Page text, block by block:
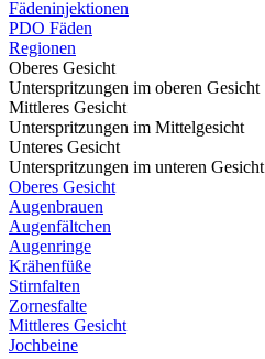
Fädeninjektionen
PDO Fäden
Regionen
Oberes Gesicht
Unterspritzungen im oberen Gesicht
Mittleres Gesicht
Unterspritzungen im Mittelgesicht
Unteres Gesicht
Unterspritzungen im unteren Gesicht
Oberes Gesicht
Augenbrauen
Augenfältchen
Augenringe
Krähenfüße
Stirnfalten
Zornesfalte
Mittleres Gesicht
Jochbeine